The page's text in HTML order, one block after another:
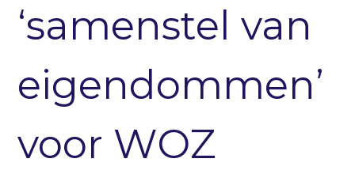
‘samenstel van
eigendommen’
voor WOZ